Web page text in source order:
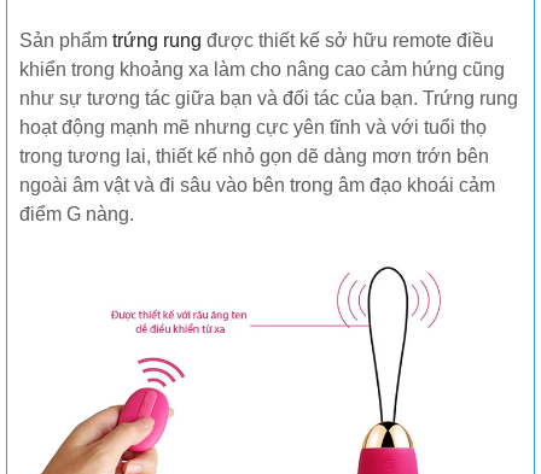
Sản phẩm trứng rung được thiết kế sở hữu remote điều
khiển trong khoảng xa làm cho nâng cao cảm hứng cũng
như sự tương tác giữa bạn và đối tác của bạn. Trứng rung
hoạt động mạnh mẽ nhưng cực yên tĩnh và với tuổi thọ
trong tương lai, thiết kế nhỏ gọn dẽ dàng mơn trớn bên
ngoài âm vật và đi sâu vào bên trong âm đạo khoái cảm
điểm G nàng.